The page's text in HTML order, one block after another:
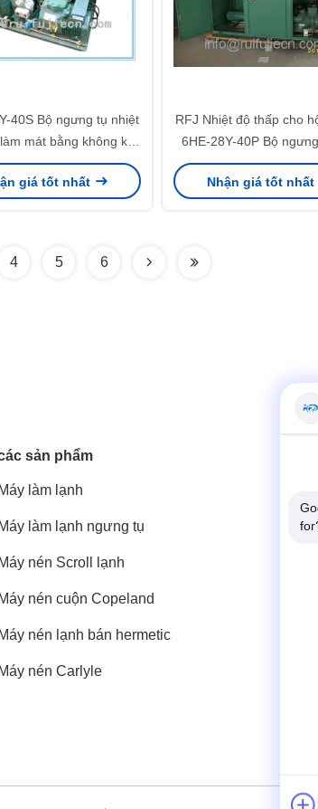
40S Bộ ngưng tụ nhiệt
mát bằng không khí
bán kín làm lạnh 440V /
60HZ / 3 pha
giá tốt nhất
RFJ Nhiệt độ thấp cho
6HE-28Y-40P Bộ ngưng
lạnh được nén
Nhận giá tốt nhất
4 5 6
sản phẩm
Máy làm lạnh
Máy làm lạnh ngưng tụ
Máy nén Scroll lạnh
Máy nén cuộn Copeland
Máy nén lạnh bán hermetic
Máy nén Carlyle